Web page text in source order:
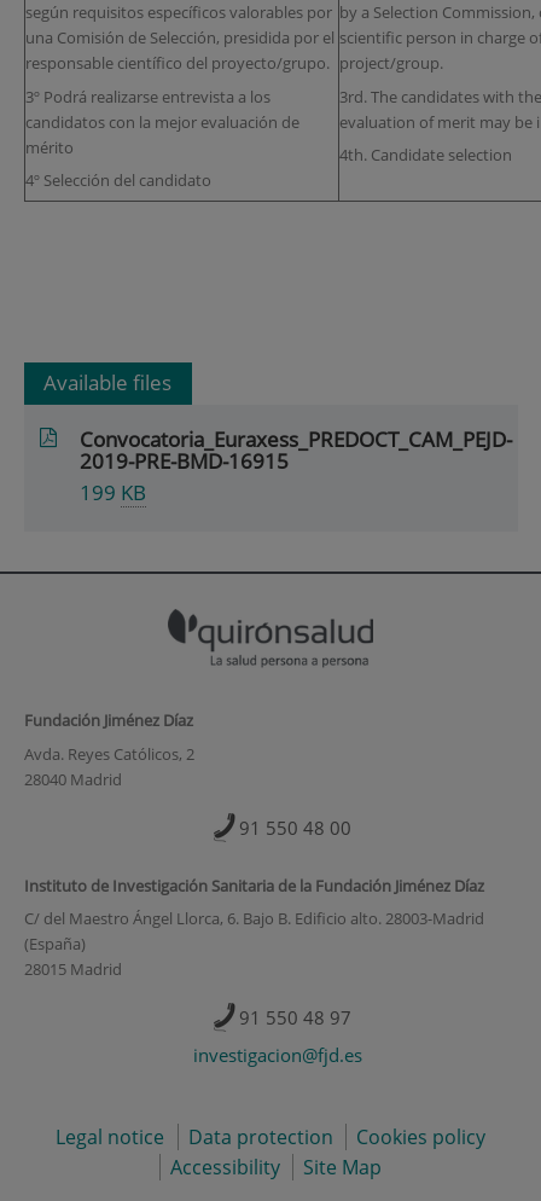
según requisitos específicos valorables por
una Comisión de Selección, presidida por el
responsable científico del proyecto/grupo.
3º Podrá realizarse entrevista a los
candidatos con la mejor evaluación de
mérito
4º Selección del candidato
by a Selection
scientific person in charge
project/group.
3rd. The candidates with
evaluation of merit may be
4th. Candidate selection
Available files
Convocatoria_Euraxess_PREDOCT_CAM_PEJD-
2019-PRE-BMD-16915
199 KB
Fundación Jiménez Díaz
Avda. Reyes Católicos, 2
28040 Madrid
91 550 48 00
Instituto de Investigación Sanitaria de la Fundación Jiménez Díaz
C/ del Maestro Ángel Llorca, 6. Bajo B. Edificio alto. 28003-Madrid
(España)
28015 Madrid
91 550 48 97
investigacion@fjd.es
Legal notice Data protection
Cookies policy
Accessibility
Site Map